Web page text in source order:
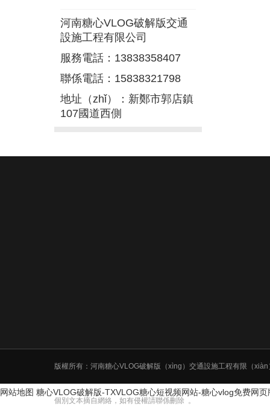
河南糖心VLOG破解版交通
設施工程有限公司
服務電話：13838358407
聯係電話：15838321798
地址（zhǐ）：新鄭市郭店鎮
107國道西側
版權所有：河南糖心VLOG破解版（xìng）交通設施工程有限（
個別文本摘自網絡，如有侵權請聯係刪除 。
网站地图 糖心VLOG破解版-TXVLOG糖心短视频网站-糖心vlog免费网